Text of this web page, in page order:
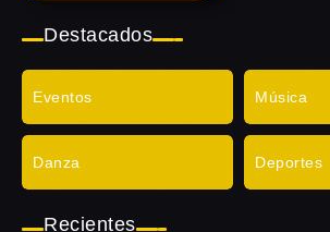
Destacados
Eventos Música
Danza Deportes
Recientes